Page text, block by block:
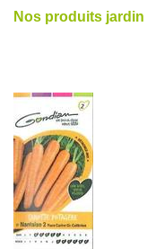
Nos produits jardin